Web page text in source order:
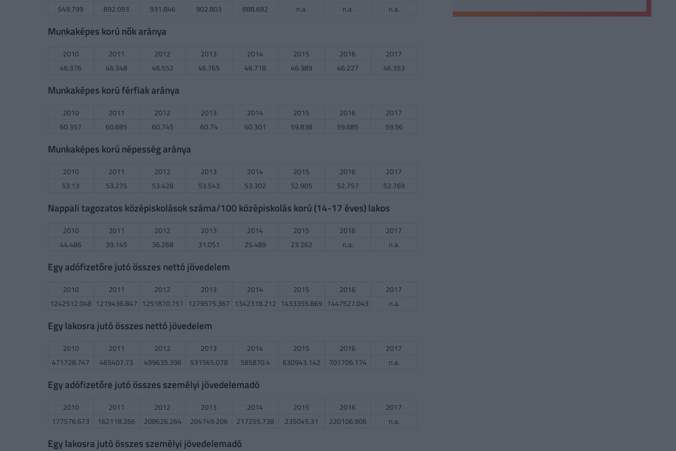
549.799
892.093 931.846 902.803 888.682 n.a. n.a. n.a.
Munkaképes korú nők aránya
2010 2011 2012 2013 2014 2015 2016
2017
46.376
46.348 46.552 46.765 46.718 46.389 46.227 46.353
Munkaképes korú férfiak aránya
2010 2011 2012 2013 2014 2015 2016
2017
60.357
60.685 60.745 60.74 60.301 59.838 59.685 59.56
Munkaképes korú népesség aránya
2010 2011 2012 2013 2014 2015 2016
2017
53.13
53.275 53.428 53.543 53.302 52.905 52.757 52.769
Nappali tagozatos középiskolások száma/100 középiskolás korú (14-17 éves) lakos
2010 2011 2012 2013 2014 2015 2016
2017
44.486
39.145 36.268 31.051 25.489 23.262 n.a. n.a.
Egy adófizetőre jutó összes nettó jövedelem
2010 2011 2012 2013 2014 2015 2016
2017
1242512.048 1219436.847 1251870.751 1279575.367 1342318.212 1433355.869 1447527.043 n.a.
Egy lakosra jutó összes nettó jövedelem
2010 2011 2012 2013 2014 2015 2016
2017
471728.747
465407.73 499635.396 531565.078 585870.4 630943.142 701706.174 n.a.
Egy adófizetőre jutó összes személyi jövedelemadó
2010 2011 2012 2013 2014 2015 2016
2017
177576.673
162118.266 208626.264 204749.206 217255.738 235045.31 220106.906 n.a.
Egy lakosra jutó összes személyi jövedelemadó